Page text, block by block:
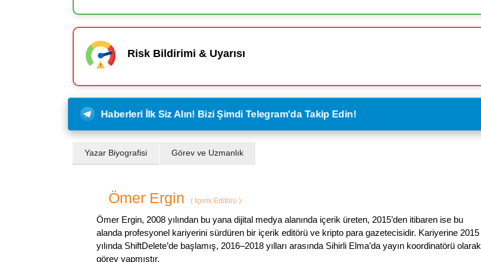
Risk Bildirimi & Uyarısı
Haberleri İlk Siz Alın! Bizi Şimdi Telegram'da Takip Edin!
Yazar Biyografisi Görev ve Uzmanlık
Ömer Ergin ( İçerik Editörü )
Ömer Ergin, 2008 yılından bu yana dijital medya alanında içerik üreten, 2015’den itibaren ise bu
alanda profesyonel kariyerini sürdüren bir içerik editörü ve kripto para gazetecisidir. Kariyerine 2015
yılında ShiftDelete’de başlamış, 2016–2018 yılları arasında Sihirli Elma’da yayın koordinatörü olarak
görev yapmıştır.